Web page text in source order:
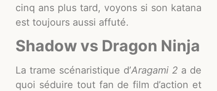
cinq ans plus tard, voyons si son katana
est toujours aussi affuté.
Shadow vs Dragon Ninja
La trame scénaristique d’Aragami 2a de
quoi séduire tout fan de film d’action et